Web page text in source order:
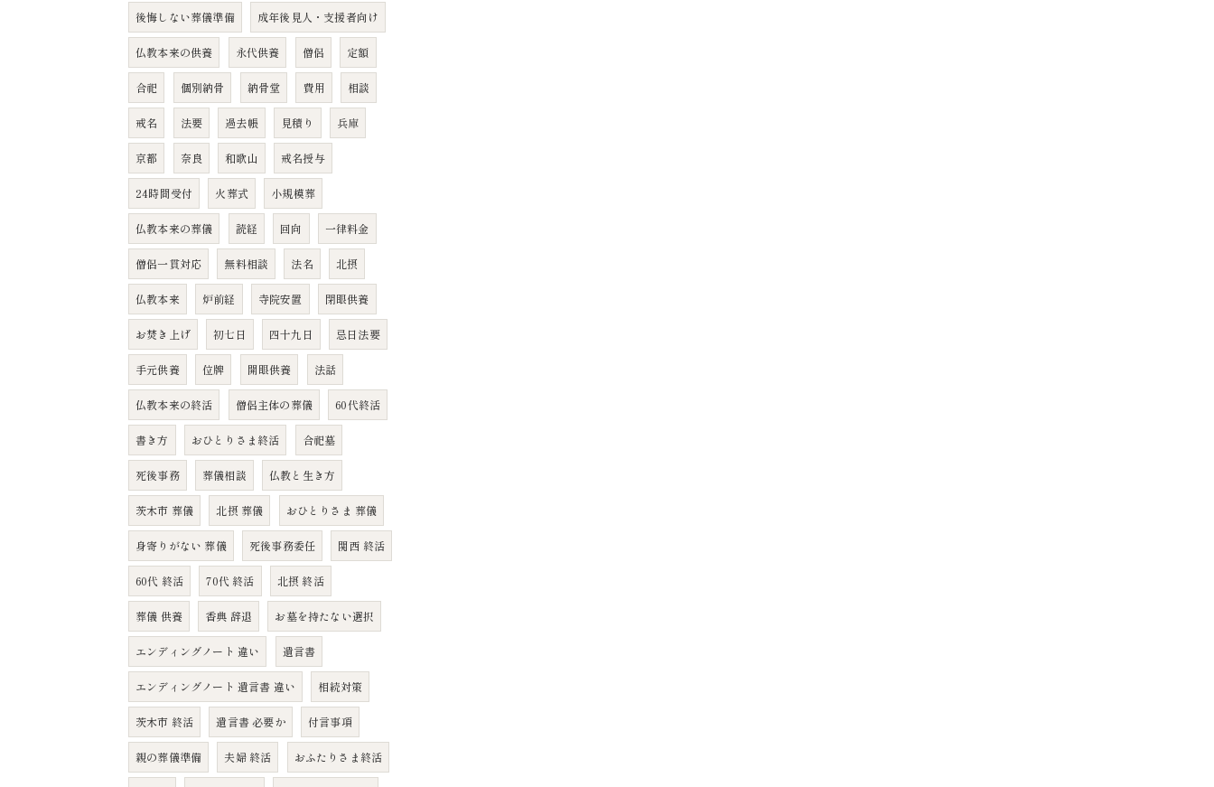
後悔しない葬儀準備 成年後見人・支援者向け
仏教本来の供養 永代供養 僧侶 定額
合祀 個別納骨 納骨堂 費用 相談
戒名 法要 過去帳 見積り 兵庫
京都 奈良 和歌山 戒名授与
24時間受付 火葬式 小規模葬
仏教本来の葬儀 読経 回向 一律料金
僧侶一貫対応 無料相談 法名 北摂
仏教本来 炉前経 寺院安置 閉眼供養
お焚き上げ 初七日 四十九日 忌日法要
手元供養 位牌 開眼供養 法話
仏教本来の終活 僧侶主体の葬儀 60代終活
書き方 おひとりさま終活 合祀墓
死後事務 葬儀相談 仏教と生き方
茨木市 葬儀 北摂 葬儀 おひとりさま 葬儀
身寄りがない 葬儀 死後事務委任 関西 終活
60代 終活 70代 終活 北摂 終活
葬儀 供養 香典 辞退 お墓を持たない選択
エンディングノート 違い 遺言書
エンディングノート 遺言書 違い 相続対策
茨木市 終活 遺言書 必要か 付言事項
親の葬儀準備 夫婦 終活 おふたりさま終活